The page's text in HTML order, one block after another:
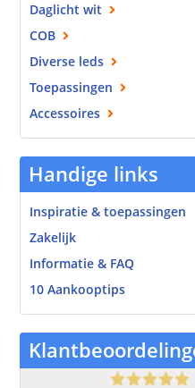
Daglicht wit
COB
Diverse leds
Toepassingen
Accessoires
Handige links
Inspiratie & toepassingen
Zakelijk
Informatie & FAQ
10 Aankooptips